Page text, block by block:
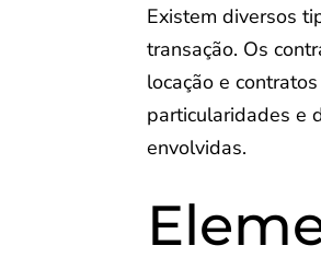
Existem diversos
transação. Os
locação e
particularidades e
envolvidas.